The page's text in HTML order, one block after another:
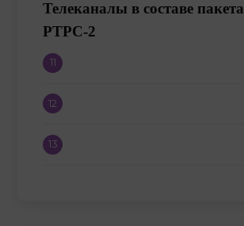
Телеканалы в составе пакета
РТРС-2
11
12
13